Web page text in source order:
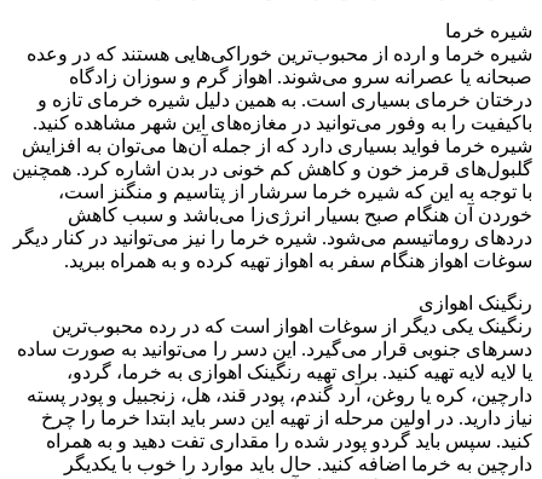
شیره خرما
شیره خرما و ارده از محبوب‌ترین خوراکی‌هایی هستند که در وعده
صبحانه یا عصرانه سرو می‌شوند. اهواز گرم و سوزان زادگاه
درختان خرمای بسیاری است. به همین دلیل شیره خرمای تازه و
باکیفیت را به وفور می‌توانید در مغازه‌های این شهر مشاهده کنید.
شیره خرما فواید بسیاری دارد که از جمله آن‌ها می‌توان به افزایش
گلبول‌های قرمز خون و کاهش کم خونی در بدن اشاره کرد. همچنین
با توجه به این که شیره خرما سرشار از پتاسیم و منگنز است،
خوردن آن هنگام صبح بسیار انرژی‌زا می‌باشد و سبب کاهش
دردهای روماتیسم می‌شود. شیره خرما را نیز می‌توانید در کنار دیگر
سوغات اهواز هنگام سفر به اهواز تهیه کرده و به همراه ببرید.
رنگینک اهوازی
رنگینک یکی دیگر از سوغات اهواز است که در رده محبوب‌ترین
دسرهای جنوبی قرار می‌گیرد. این دسر را می‌توانید به صورت ساده
یا لایه لایه تهیه کنید. برای تهیه رنگینک اهوازی به خرما، گردو،
دارچین، کره یا روغن، آرد گندم، پودر قند، هل، زنجبیل و پودر پسته
نیاز دارید. در اولین مرحله از تهیه این دسر باید ابتدا خرما را چرخ
کنید. سپس باید گردو پودر شده را مقداری تفت دهید و به همراه
دارچین به خرما اضافه کنید. حال باید موارد را خوب با یکدیگر